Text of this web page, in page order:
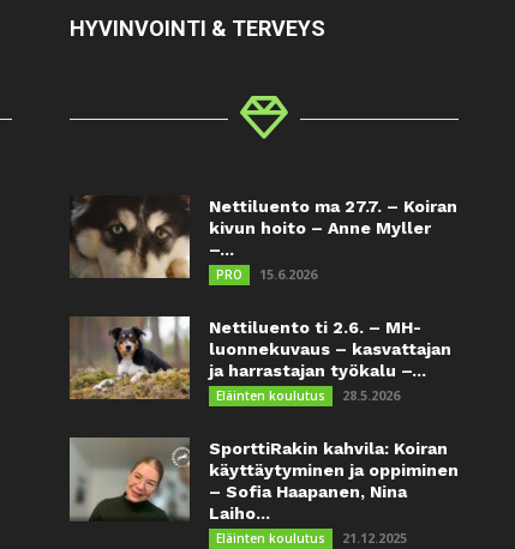
HYVINVOINTI & TERVEYS
Nettiluento ma 27.7. – Koiran
kivun hoito – Anne Myller
–...
PRO 15.6.2026
Nettiluento ti 2.6. – MH-
luonnekuvaus – kasvattajan
ja harrastajan työkalu –...
Eläinten koulutus 28.5.2026
SporttiRakin kahvila: Koiran
käyttäytyminen ja oppiminen
– Sofia Haapanen, Nina
Laiho...
Eläinten koulutus 21.12.2025